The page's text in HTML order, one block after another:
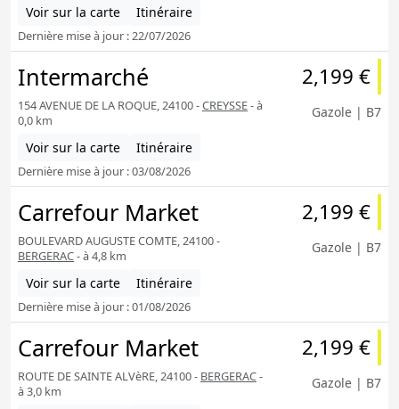
Voir sur la carte Itinéraire
Dernière mise à jour : 22/07/2026
Intermarché
154 AVENUE DE LA ROQUE, 24100 -CREYSSE- à
0,0 km
Voir sur la carte Itinéraire
Dernière mise à jour : 03/08/2026
2,199 €
Gazole | B7
Carrefour Market
BOULEVARD AUGUSTE COMTE, 24100 -
BERGERAC- à 4,8 km
Voir sur la carte Itinéraire
Dernière mise à jour : 01/08/2026
2,199 €
Gazole | B7
Carrefour Market
ROUTE DE SAINTE ALVèRE, 24100 - BERGERAC-
à 3,0 km
2,199 €
Gazole | B7